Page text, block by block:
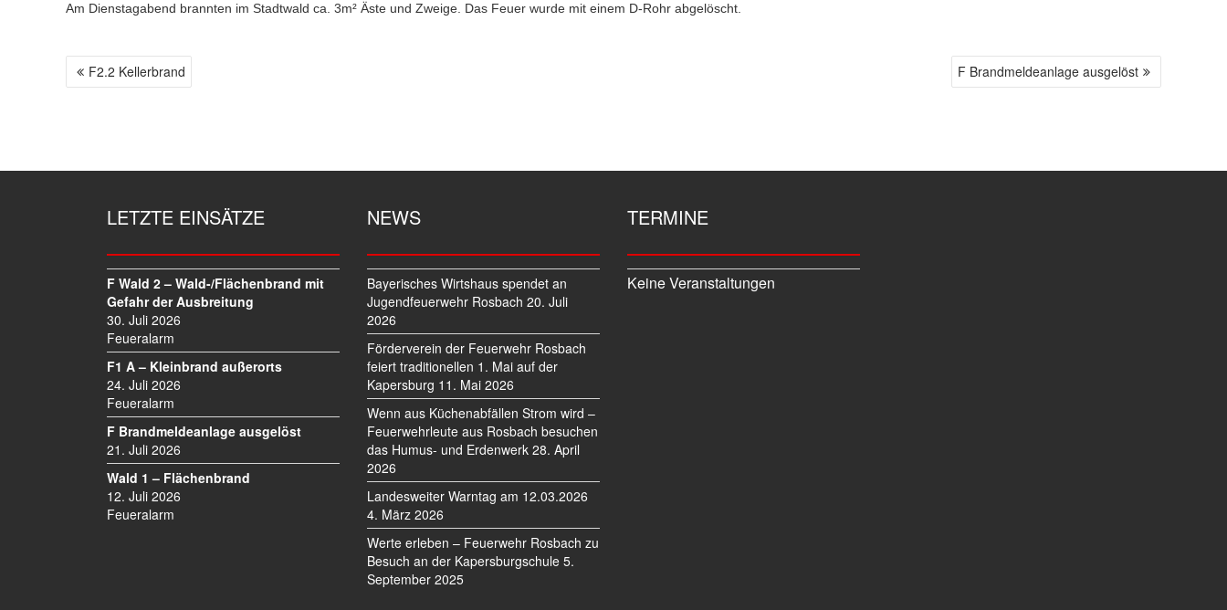
Am Dienstagabend brannten im Stadtwald ca. 3m² Äste und Zweige. Das Feuer wurde mit einem D-Rohr abgelöscht.
B
R
F2.2 Kellerbrand F Brandmeldeanlage ausgelöst
LETZTE EINSÄTZE
F Wald 2 – Wald-/Flächenbrand mit
Gefahr der Ausbreitung
30. Juli 2026
Feueralarm
F1 A – Kleinbrand außerorts
24. Juli 2026
Feueralarm
F Brandmeldeanlage ausgelöst
21. Juli 2026
Wald 1 – Flächenbrand
12. Juli 2026
Feueralarm
NEWS
Bayerisches Wirtshaus spendet an
Jugendfeuerwehr Rosbach 20. Juli
2026
Förderverein der Feuerwehr Rosbach
feiert traditionellen 1. Mai auf der
Kapersburg 11. Mai 2026
Wenn aus Küchenabfällen Strom wird –
Feuerwehrleute aus Rosbach besuchen
das Humus- und Erdenwerk 28. April
2026
Landesweiter Warntag am 12.03.2026
4. März 2026
Werte erleben – Feuerwehr Rosbach zu
Besuch an der Kapersburgschule 5.
September 2025
TERMINE
Keine Veranstaltungen